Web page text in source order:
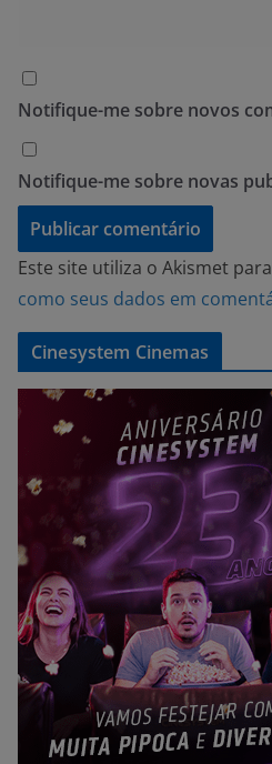
Notifique-me sobre novos
Notifique-me sobre novas
Este site utiliza o Akismet
como seus dados em
Cinesystem Cinemas